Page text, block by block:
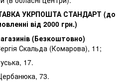
УКРПОШТА СТАНДАРТ (до
від 2000 грн.)
(Безкоштовно)
Скальда (Комарова), 11;
17.
73.